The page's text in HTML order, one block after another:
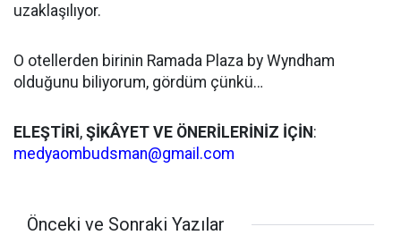
uzaklaşılıyor.
O otellerden birinin Ramada Plaza by Wyndham
olduğunu biliyorum, gördüm çünkü…
ELEŞTİRİ, ŞİKÂYET VE ÖNERİLERİNİZ İÇİN :
medyaombudsman@gmail.com
Önceki ve Sonraki Yazılar